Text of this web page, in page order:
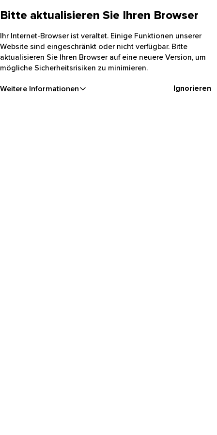
Bitte aktualisieren Sie Ihren Browser
Ihr Internet-Browser ist veraltet. Einige Funktionen unserer
Website sind eingeschränkt oder nicht verfügbar. Bitte
aktualisieren Sie Ihren Browser auf eine neuere Version, um
mögliche Sicherheitsrisiken zu minimieren.
Weitere Informationen Ignorieren